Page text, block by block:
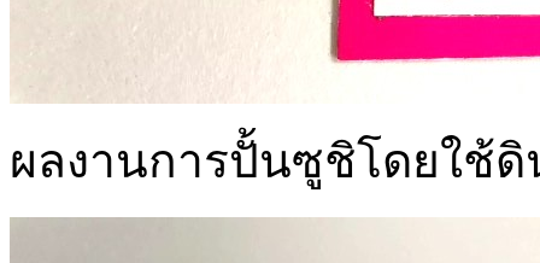
ผลงานการปั้นซูชิโดยใช้ดิ